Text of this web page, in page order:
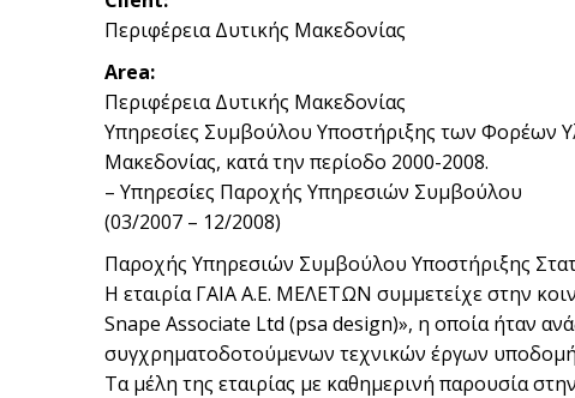
Περιφέρεια Δυτικής Μακεδονίας
Area:
Περιφέρεια Δυτικής Μακεδονίας
Υπηρεσίες Συμβούλου Υποστήριξης των Φορέων
Μακεδονίας, κατά την περίοδο 2000-2008.
– Υπηρεσίες Παροχής Υπηρεσιών Συμβούλου
(03/2007 – 12/2008)
Παροχής Υπηρεσιών Συμβούλου Υποστήριξης
Η εταιρία ΓΑΙΑ Α.Ε. ΜΕΛΕΤΩΝ συμμετείχε στην
Snape Associate Ltd (psa design)», η οποία ήταν
συγχρηματοδοτούμενων τεχνικών έργων
Τα μέλη της εταιρίας με καθημερινή παρουσία